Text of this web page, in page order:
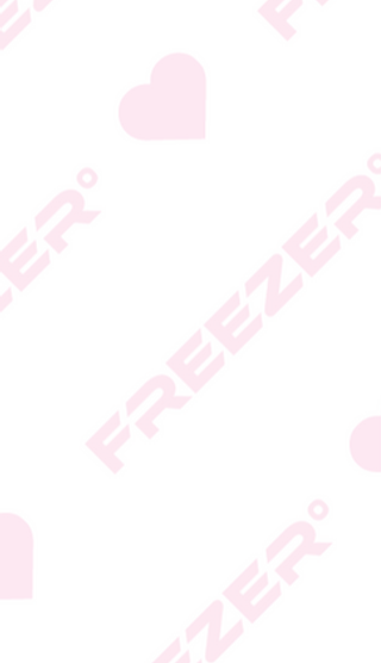
המידע המעודכן מופיע על
* טעות סופר בתיאור המוצר
או במחירו לא תחייב את